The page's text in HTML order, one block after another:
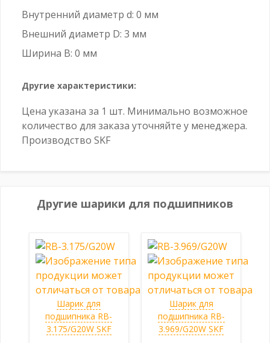
Внутренний диаметр d: 0 мм
Внешний диаметр D: 3 мм
Ширина B: 0 мм
Другие характеристики:
Цена указана за 1 шт. Минимально возможное
количество для заказа уточняйте у менеджера.
Производство SKF
Другие шарики для подшипников
Шарик для
подшипника RB-
3.175/G20W SKF
Шарик для
подшипника RB-
3.969/G20W SKF